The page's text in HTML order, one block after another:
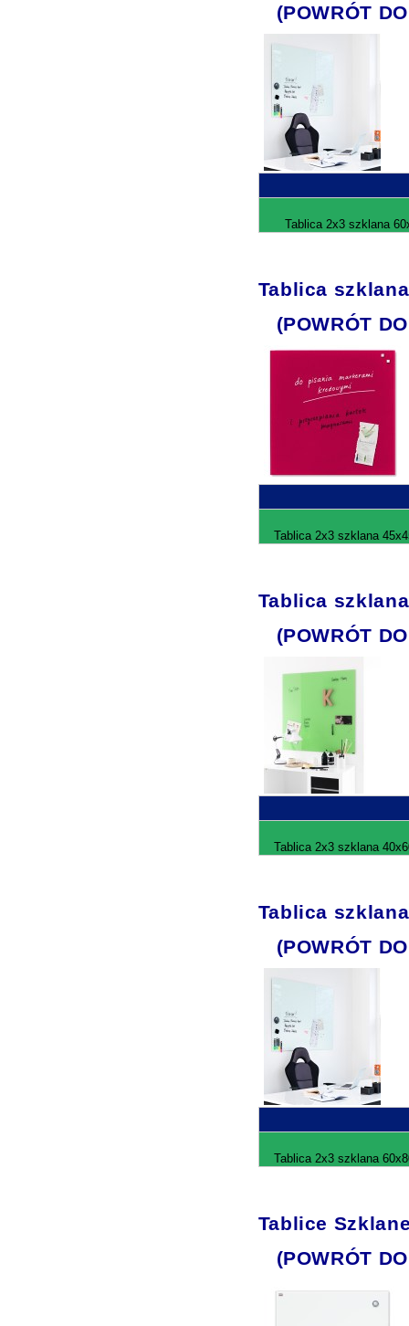
(POWRÓT
Tablica 2x3 szklana
Tablica
(POWRÓT
Tablica 2x3 szklana
Tablica
(POWRÓT
Tablica 2x3 szklana
Tablica
(POWRÓT
Tablica 2x3 szklana
Tablice
(POWRÓT